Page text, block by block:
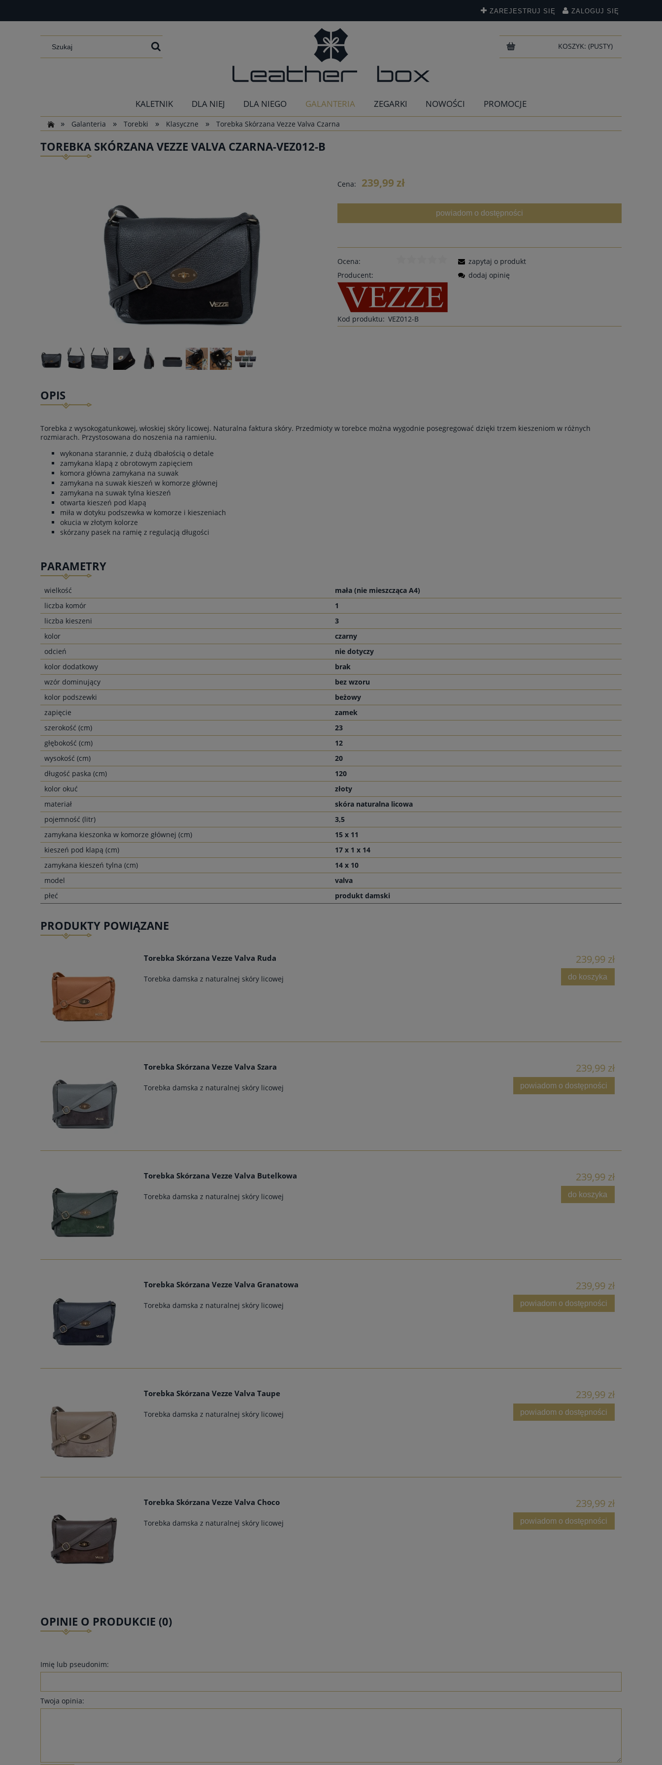
ZAREJESTRUJ SIĘ ZALOGUJ SIĘ
KOSZYK: (PUSTY)
KALETNIK DLA NIEJ DLA NIEGO GALANTERIA ZEGARKI NOWOŚCI
PROMOCJE
»
Galanteria » Torebki » Klasyczne » Torebka Skórzana Vezze Valva Czarna
TOREBKA SKÓRZANA VEZZE VALVA CZARNA-VEZ012-B
Cena: 239,99 zł
powiadom o dostępności
Ocena:
Producent:
Kod produktu: VEZ012-B
zapytaj o produkt
dodaj opinię
OPIS
Torebka z wysokogatunkowej, włoskiej skóry licowej. Naturalna faktura skóry. Przedmioty w torebce można wygodnie posegregować dzięki trzem kieszeniom w różnych
rozmiarach. Przystosowana do noszenia na ramieniu.
wykonana starannie, z dużą dbałością o detale
zamykana klapą z obrotowym zapięciem
komora główna zamykana na suwak
zamykana na suwak kieszeń w komorze głównej
zamykana na suwak tylna kieszeń
otwarta kieszeń pod klapą
miła w dotyku podszewka w komorze i kieszeniach
okucia w złotym kolorze
skórzany pasek na ramię z regulacją długości
PARAMETRY
wielkość
mała (nie mieszcząca A4)
liczba komór
1
liczba kieszeni
3
kolor
czarny
odcień
nie dotyczy
kolor dodatkowy
brak
wzór dominujący
bez wzoru
kolor podszewki
beżowy
zapięcie
zamek
szerokość (cm)
23
głębokość (cm)
12
wysokość (cm)
20
długość paska (cm)
120
kolor okuć
złoty
materiał
skóra naturalna licowa
pojemność (litr)
3,5
zamykana kieszonka w komorze głównej (cm)
15 x 11
kieszeń pod klapą (cm)
17 x 1 x 14
zamykana kieszeń tylna (cm)
14 x 10
model
valva
płeć
produkt damski
PRODUKTY POWIĄZANE
Torebka Skórzana Vezze Valva Ruda
Torebka damska z naturalnej skóry licowej
239,99 zł
do koszyka
Torebka Skórzana Vezze Valva Szara
Torebka damska z naturalnej skóry licowej
239,99 zł
powiadom o dostępności
Torebka Skórzana Vezze Valva Butelkowa
Torebka damska z naturalnej skóry licowej
239,99 zł
do koszyka
Torebka Skórzana Vezze Valva Granatowa
Torebka damska z naturalnej skóry licowej
239,99 zł
powiadom o dostępności
Torebka Skórzana Vezze Valva Taupe
Torebka damska z naturalnej skóry licowej
239,99 zł
powiadom o dostępności
Torebka Skórzana Vezze Valva Choco
Torebka damska z naturalnej skóry licowej
239,99 zł
powiadom o dostępności
OPINIE O PRODUKCIE (0)
Imię lub pseudonim:
Twoja opinia: